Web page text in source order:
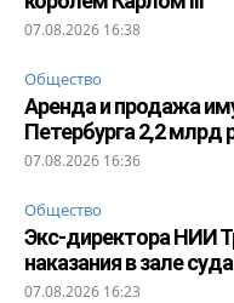
07.08.2026 16:38
Общество
Аренда и продажа
Петербурга 2,2 млрд
07.08.2026 16:36
Общество
Экс-директора НИИ
наказания в зале
07.08.2026 16:23